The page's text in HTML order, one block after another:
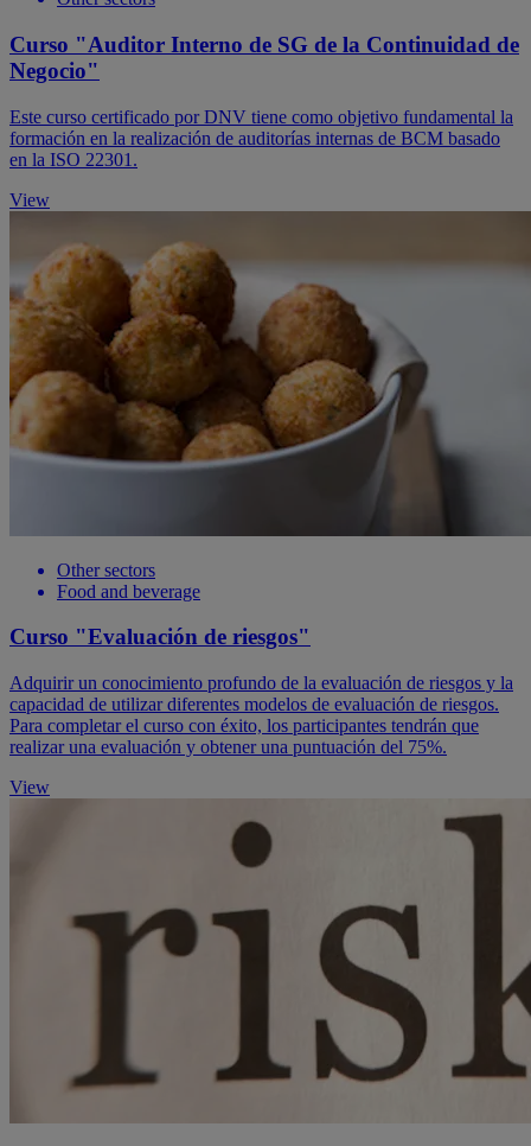
Curso "Auditor Interno de SG de la Continuidad de
Negocio"
Este curso certificado por DNV tiene como objetivo fundamental la
formación en la realización de auditorías internas de BCM basado
en la ISO 22301.
View
Other sectors
Food and beverage
Curso "Evaluación de riesgos"
Adquirir un conocimiento profundo de la evaluación de riesgos y la
capacidad de utilizar diferentes modelos de evaluación de riesgos.
Para completar el curso con éxito, los participantes tendrán que
realizar una evaluación y obtener una puntuación del 75%.
View